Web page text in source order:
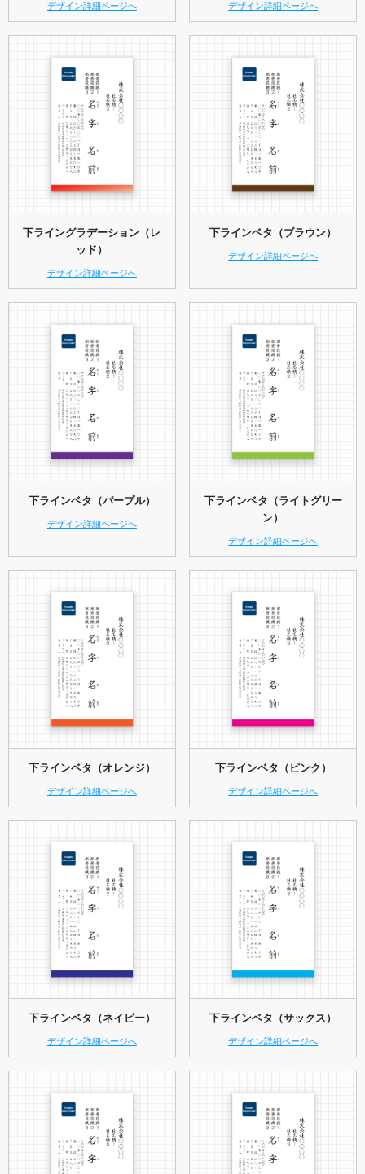
デザイン詳細ページへ デザイン詳細ページへ
下ライングラデーション（レ
ッド）
デザイン詳細ページへ
下ラインベタ（ブラウン）
デザイン詳細ページへ
下ラインベタ（パープル）
デザイン詳細ページへ
下ラインベタ（ライトグリー
ン）
デザイン詳細ページへ
下ラインベタ（オレンジ）
デザイン詳細ページへ
下ラインベタ（ピンク）
デザイン詳細ページへ
下ラインベタ（ネイビー）
デザイン詳細ページへ
下ラインベタ（サックス）
デザイン詳細ページへ